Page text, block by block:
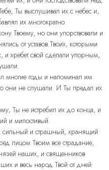
Ты выслушивал их с небес и,
их многократно.
Твоему, но они упорствовали и
от уставов Твоих, которыми
хребет свой сделали упорным,
годы и напоминал им
они не слушали. И Ты предал их
Ты не истребил их до конца, и
и милостивый.
и страшный, хранящий
лицом Твоим все страдание,
наших, и священников
и весь народ Твой от дней